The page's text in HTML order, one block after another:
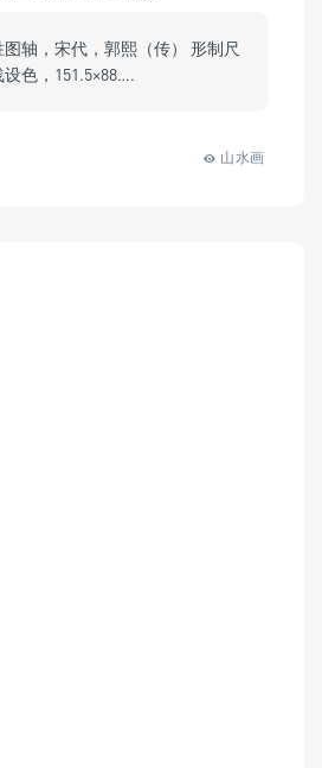
轴，宋代，郭熙（传） 形制尺
色，151.5×88….
山水画